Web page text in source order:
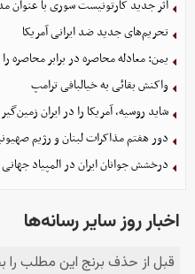
اثر جدید کارتونیست سوری با عنوان
تحریم‌های جدید ضد ایرانی آمریکا
یمن: معادله محاصره در برابر محاصره
واکنش بقائی به خیالبافی ترامپ
شاید روسیه، آمریکا را در ایران
دور هفتم مذاکرات لبنان و رژیم
درخشش جوانان ایران در المپیاد